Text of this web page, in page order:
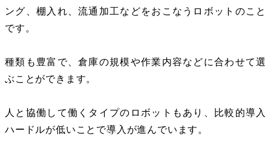
ング、棚入れ、流通加工などをおこなうロボットのこと
です。
種類も豊富で、倉庫の規模や作業内容などに合わせて選
ぶことができます。
人と協働して働くタイプのロボットもあり、比較的導入
ハードルが低いことで導入が進んでいます。